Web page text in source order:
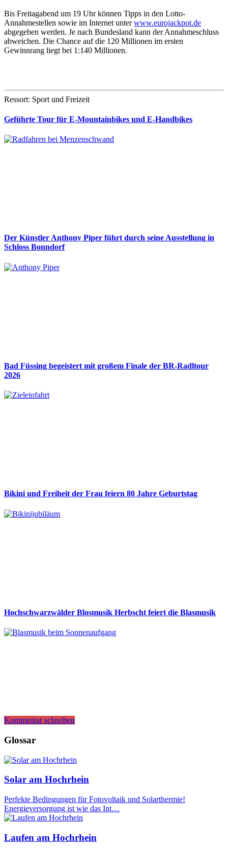
Bis Freitagabend um 19 Uhr können Tipps in den Lotto-
Annahmestellen sowie im Internet unterwww.eurojackpot.de
abgegeben werden. Je nach Bundesland kann der Annahmeschluss
abweichen. Die Chance auf die 120 Millionen im ersten
Gewinnrang liegt bei 1:140 Millionen.
Ressort: Sport und Freizeit
Geführte Tour für E-Mountainbikes und E-Handbikes
Der Künstler Anthony Piper führt durch seine Ausstellung in
Schloss Bonndorf
Bad Füssing begeistert mit großem Finale der BR-Radltour
2026
Bikini und Freiheit der Frau feiern 80 Jahre Geburtstag
Hochschwarzwälder Blosmusik Herbscht feiert die Blasmusik
Kommentar schreiben
Glossar
Solar am Hochrhein
Perfekte Bedingungen für Fotovoltaik und Solarthermie!
Energieversorgung ist wie das Int…
Laufen am Hochrhein